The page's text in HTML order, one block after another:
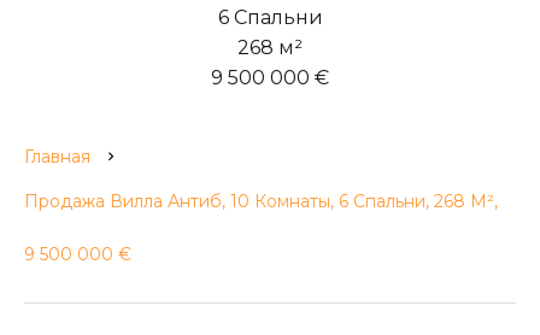
6 Спальни
268 м²
9 500 000 €
Главная
Продажа Вилла Антиб, 10 Комнаты, 6 Спальни, 268 М²,
9 500 000 €